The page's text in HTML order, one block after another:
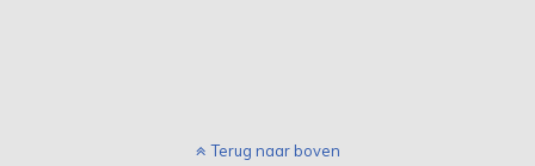
Terug naar boven